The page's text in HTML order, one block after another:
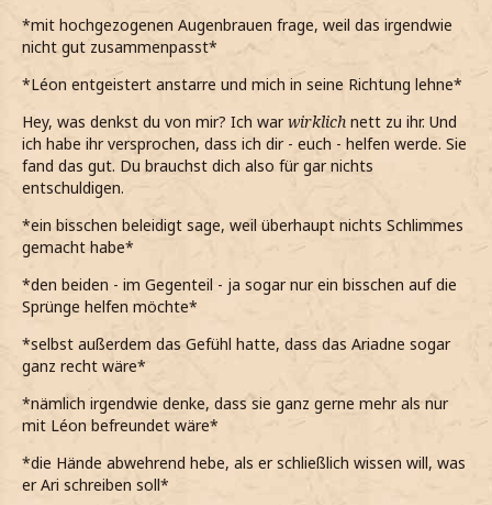
*mit hochgezogenen Augenbrauen frage, weil das irgendwie
nicht gut zusammenpasst*
*Léon entgeistert anstarre und mich in seine Richtung lehne*
Hey, was denkst du von mir? Ich warwirklich nett zu ihr. Und
ich habe ihr versprochen, dass ich dir - euch - helfen werde. Sie
fand das gut. Du brauchst dich also für gar nichts
entschuldigen.
*ein bisschen beleidigt sage, weil überhaupt nichts Schlimmes
gemacht habe*
*den beiden - im Gegenteil - ja sogar nur ein bisschen auf die
Sprünge helfen möchte*
*selbst außerdem das Gefühl hatte, dass das Ariadne sogar
ganz recht wäre*
*nämlich irgendwie denke, dass sie ganz gerne mehr als nur
mit Léon befreundet wäre*
*die Hände abwehrend hebe, als er schließlich wissen will, was
er Ari schreiben soll*